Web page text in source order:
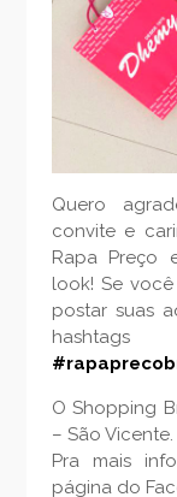
Quero
convite e
Rapa Preço
look! Se
postar suas
O Shopping
– São Vicente.
Pra mais
página do